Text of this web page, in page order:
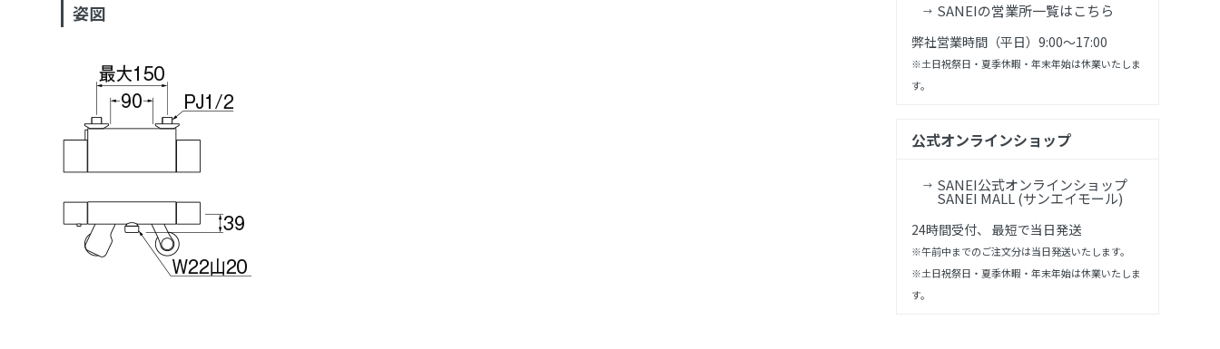
姿図 SANEIの営業所一覧はこちら
弊社営業時間（平日）9:00～17:00
※土日祝祭日・夏季休暇・年末年始は休業いたしま
す。
公式オンラインショップ
SANEI公式オンラインショップ
SANEI MALL (サンエイモール)
24時間受付、 最短で当日発送
※午前中までのご注文分は当日発送いたします。
※土日祝祭日・夏季休暇・年末年始は休業いたしま
す。